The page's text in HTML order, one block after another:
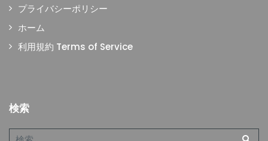
プライバシーポリシー
ホーム
利用規約 Terms of Service
検索